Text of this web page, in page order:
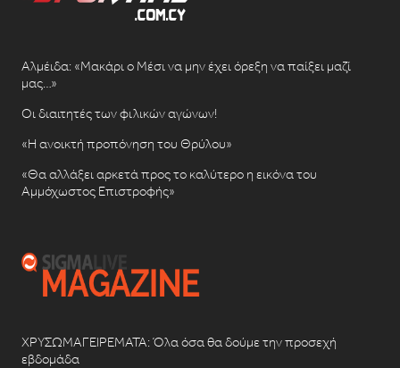
Αλμέιδα: «Μακάρι ο Μέσι να μην έχει όρεξη να παίξει μαζί
μας…»
Οι διαιτητές των φιλικών αγώνων!
«Η ανοικτή προπόνηση του Θρύλου»
«Θα αλλάξει αρκετά προς το καλύτερο η εικόνα του
Αμμόχωστος Επιστροφής»
ΧΡΥΣΩΜΑΓΕΙΡΕΜΑΤΑ: Όλα όσα θα δούμε την προσεχή
εβδομάδα